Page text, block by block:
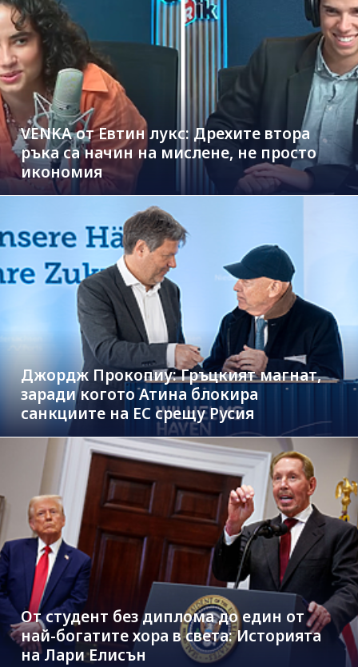
VENKA от Евтин лукс: Дрехите втора
ръка са начин на мислене, не просто
икономия
Джордж Прокопиу: Гръцкият магнат,
заради когото Атина блокира
санкциите на ЕС срещу Русия
От студент без диплома до един от
най-богатите хора в света: Историята
на Лари Елисън